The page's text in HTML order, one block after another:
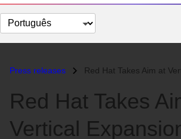
Selecionar
idioma
Press releases Red Hat Takes Aim at Vertical
Red Hat Takes
Vertical